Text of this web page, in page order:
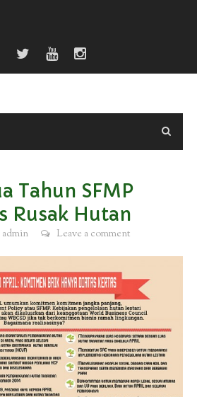
Tahun SFMP
Rusak Hutan
admin Leave a comment